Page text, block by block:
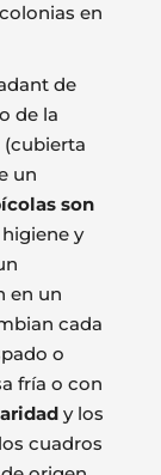
en
de
de la
(cubierta
un
son
y
en un
cada
o
fría o con
y los
cuadros